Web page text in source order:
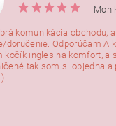
|
komunikácia obchodu,
doručenie. Odporúčam A
kočík inglesina komfort, a
tak som si objednala